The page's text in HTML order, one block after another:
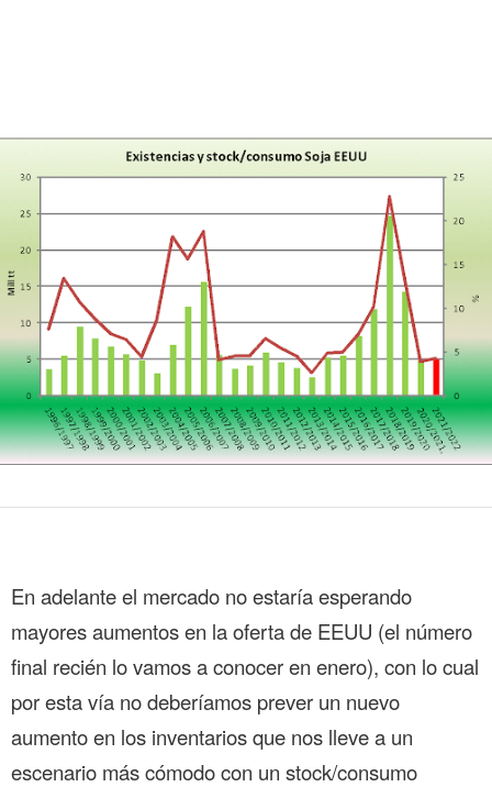
En adelante el mercado no estaría esperando
mayores aumentos en la oferta de EEUU (el número
final recién lo vamos a conocer en enero), con lo cual
por esta vía no deberíamos prever un nuevo
aumento en los inventarios que nos lleve a un
escenario más cómodo con un stock/consumo